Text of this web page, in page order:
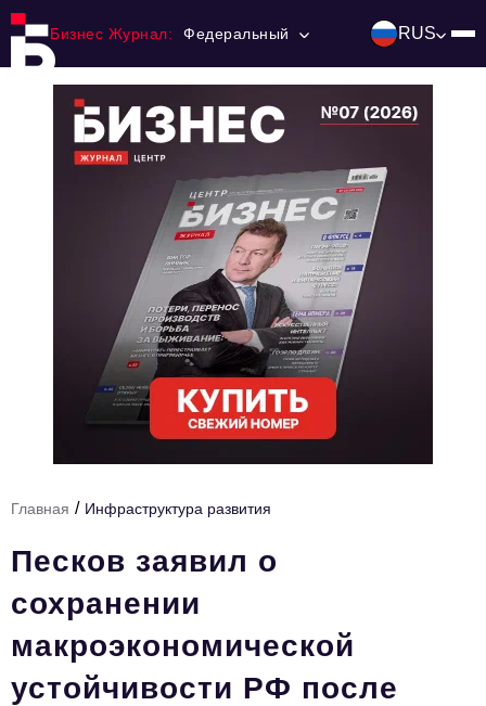
Бизнес Журнал: Федеральный RUS
Ниши и рынки
Технологии и тренды
Тема номера
Персона номера
Юридический практикум
Стиль жизни
Главная / Инфраструктура развития
Песков заявил о
сохранении
макроэкономической
устойчивости РФ после